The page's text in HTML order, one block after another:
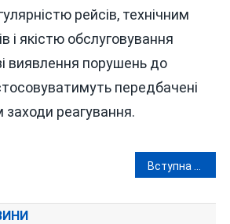
рейсів, технічним
і якістю обслуговування
виявлення порушень до
передбачені
реагування.